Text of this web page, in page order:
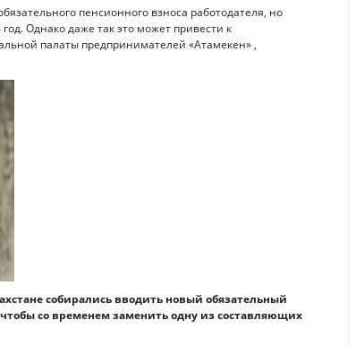
пенсионного взноса работодателя, но
Однако даже так это может привести к
палаты предпринимателей «Атамекен» ,
собирались вводить новый обязательный
со временем заменить одну из составляющих